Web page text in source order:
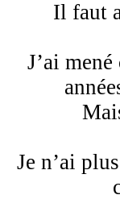
Il faut
J’ai
Je n’ai